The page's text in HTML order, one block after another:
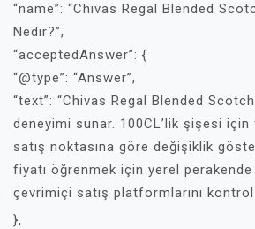
“name”: “Chivas Regal Blended
Nedir?”,
“acceptedAnswer”: {
“@type”: “Answer”,
“text”: “Chivas Regal Blended
deneyimi sunar. 100CL’lik şişesi
satış noktasına göre değişiklik
fiyatı öğrenmek için yerel perakende
çevrimiçi satış platformlarını
},